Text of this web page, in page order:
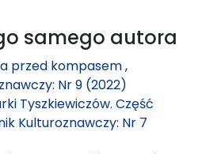
samego autora
przed kompasem,
Nr 9 (2022)
Tyszkiewiczów. Część
Kulturoznawczy: Nr 7